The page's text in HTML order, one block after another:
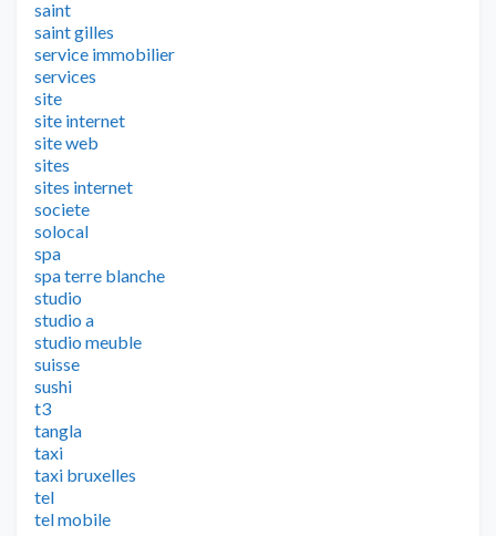
saint
saint gilles
service immobilier
services
site
site internet
site web
sites
sites internet
societe
solocal
spa
spa terre blanche
studio
studio a
studio meuble
suisse
sushi
t3
tangla
taxi
taxi bruxelles
tel
tel mobile